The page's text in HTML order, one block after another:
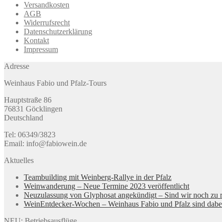
Versandkosten
AGB
Widerrufsrecht
Datenschutzerklärung
Kontakt
Impressum
Adresse
Weinhaus Fabio und Pfalz-Tours
Hauptstraße 86
76831 Göcklingen
Deutschland
Tel: 06349/3823
Email: info@fabiowein.de
Aktuelles
Teambuilding mit Weinberg-Rallye in der Pfalz
Weinwanderung – Neue Termine 2023 veröffentlicht
Neuzulassung von Glyphosat angekündigt – Sind wir noch zu
WeinEntdecker-Wochen – Weinhaus Fabio und Pfalz sind